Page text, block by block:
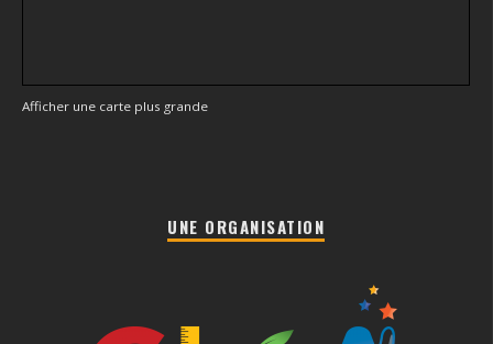
Afficher une carte plus grande
UNE ORGANISATION